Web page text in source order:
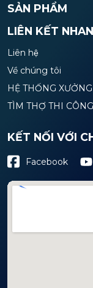
SẢN PHẨM
LIÊN KẾT
Liên hệ
Về chúng tôi
HỆ THỐNG
TÌM THỢ THI CÔNG
KẾT NỐI VỚI
Facebook